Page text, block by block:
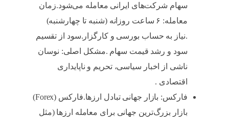
سهام شرکت‌های ایرانی معامله می‌شود.زمان
معامله: ۶ ساعت روزانه (شنبه تا چهارشنبه)
.نیاز به حساب بورسی و کارگزار.سود از تقسیم
سود و رشد قیمت سهام .مشکل اصلی: نوسان
ناشی از اخبار سیاسی، تحریم و ناپایداری
اقتصادی .
فارکس: بازار جهانی تبادل ارزها.فارکس (Forex)
بازار بزرگ‌ترین جهانی برای معامله ارزها (مثل